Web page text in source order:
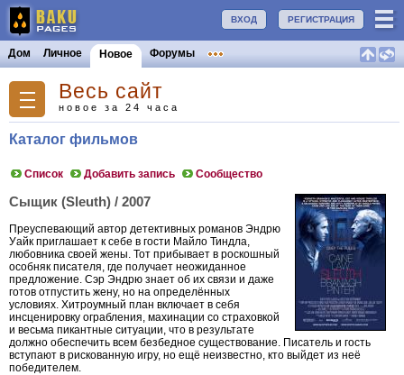
РЕГИСТРАЦИЯ
ВХОД
Дом Личное Новое Форумы
Весь сайт
новое за 24 часа
Каталог фильмов
Список Добавить запись Сообщество
Сыщик (Sleuth) / 2007
Преуспевающий автор детективных романов Эндрю
Уайк приглашает к себе в гости Майло Тиндла,
любовника своей жены. Тот прибывает в роскошный
особняк писателя, где получает неожиданное
предложение. Сэр Эндрю знает об их связи и даже
готов отпустить жену, но на определённых
условиях. Хитроумный план включает в себя
инсценировку ограбления, махинации со страховкой
и весьма пикантные ситуации, что в результате
должно обеспечить всем безбедное существование. Писатель и гость
вступают в рискованную игру, но ещё неизвестно, кто выйдет из неё
победителем.